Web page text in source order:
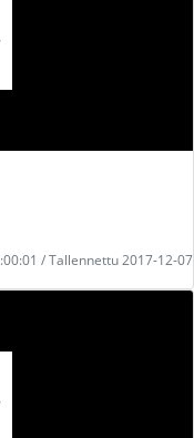
/ Tallennettu 2017-12-07